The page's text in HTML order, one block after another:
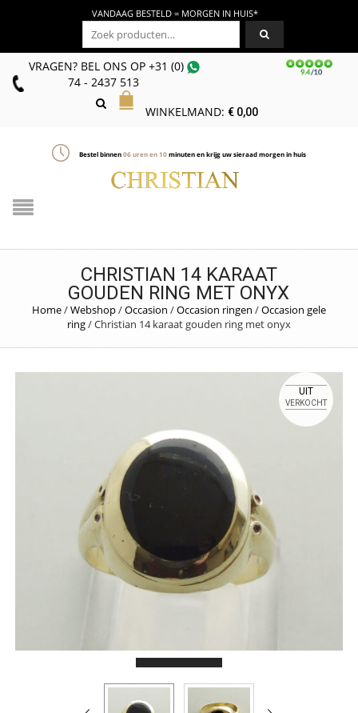
VANDAAG BESTELD = MORGEN IN HUIS*
Zoeken naar:
VRAGEN? BEL ONS OP+31 (0)
74 - 2437 513
WINKELMAND: €0,00
Bestel binnen06uren en10minuten en krijg uw sieraad morgen in huis
CHRISTIAN 14 KARAAT
GOUDEN RING MET ONYX
Home/Webshop/Occasion /Occasion ringen /Occasion gele
ring/Christian 14 karaat gouden ring met onyx
UIT
VERKOCHT